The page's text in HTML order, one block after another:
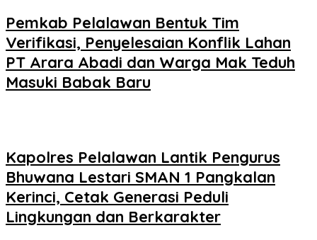
Pemkab Pelalawan Bentuk Tim
Verifikasi, Penyelesaian Konflik Lahan
PT Arara Abadi dan Warga Mak Teduh
Masuki Babak Baru
Kapolres Pelalawan Lantik Pengurus
Bhuwana Lestari SMAN 1 Pangkalan
Kerinci, Cetak Generasi Peduli
Lingkungan dan Berkarakter